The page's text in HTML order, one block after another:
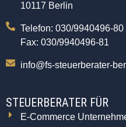
10117 Berlin
Telefon: 030/9940496-80
Fax: 030/9940496-81
info@fs-steuerberater-
STEUERBERATER FÜR
E-Commerce